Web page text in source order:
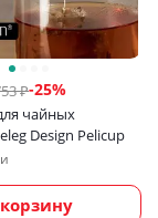
₽-25%
чайных
Design Pelicup